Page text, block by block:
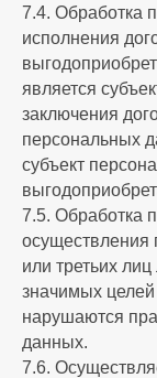
7.4. Обработка
исполнения
является
заключения
персональных
субъект
7.5. Обработка
осуществления
или третьих
значимых
нарушаются
данных.
7.6.